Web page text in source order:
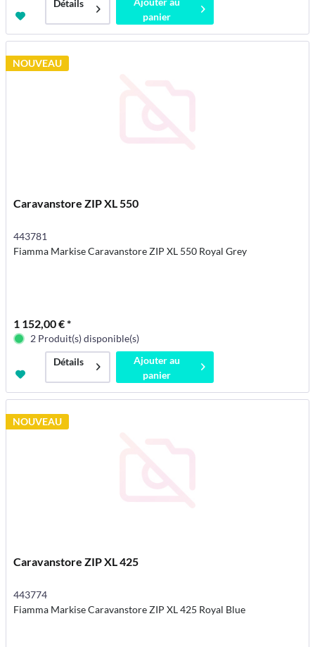
Détails
panier
NOUVEAU
Caravanstore ZIP XL 550
443781
Fiamma Markise Caravanstore ZIP XL 550 Royal Grey
1 152,00 € *
2 Produit(s) disponible(s)
Détails
Ajouter au
panier
NOUVEAU
Caravanstore ZIP XL 425
443774
Fiamma Markise Caravanstore ZIP XL 425 Royal Blue